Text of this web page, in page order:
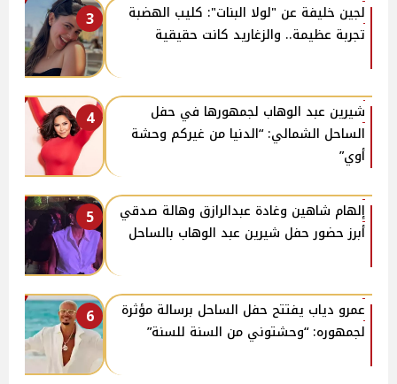
3
لجين خليفة عن "لولا البنات": كليب الهضبة
تجربة عظيمة.. والزغاريد كانت حقيقية
4
شيرين عبد الوهاب لجمهورها في حفل
الساحل الشمالي: “الدنيا من غيركم وحشة
أوي”
5
إلهام شاهين وغادة عبدالرازق وهالة صدقي
أبرز حضور حفل شيرين عبد الوهاب بالساحل
6
عمرو دياب يفتتح حفل الساحل برسالة مؤثرة
لجمهوره: “وحشتوني من السنة للسنة”